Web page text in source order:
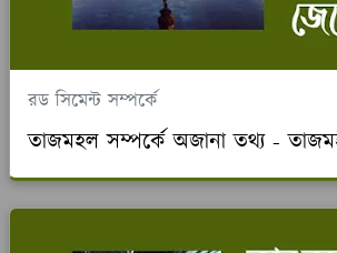
রড সিমেন্ট সম্পর্কে
তাজমহল সম্পর্কে অজানা তথ্য -